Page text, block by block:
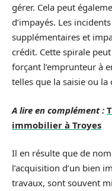
gérer. Cela peut
d’impayés. Les
supplémentaires et
crédit. Cette spirale
forçant l’emprunteur à
telles que la saisie ou
A lire en complément :
immobilier à Troyes
Il en résulte que de
l’acquisition d’un bien
travaux, sont souvent